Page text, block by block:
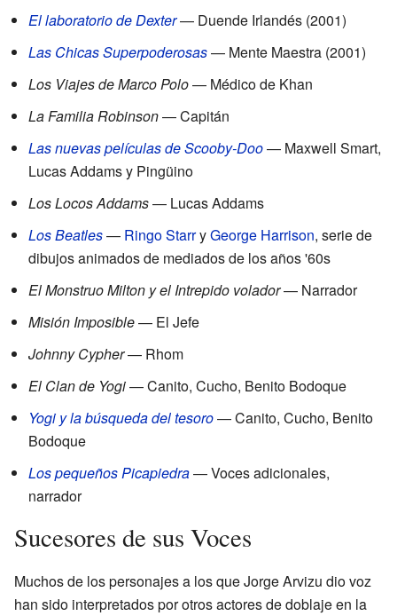
El laboratorio de Dexter— Duende Irlandés (2001)
Las Chicas Superpoderosas— Mente Maestra (2001)
Los Viajes de Marco Polo— Médico de Khan
La Familia Robinson— Capitán
Las nuevas películas de Scooby-Doo— Maxwell Smart,
Lucas Addams y Pingüino
Los Locos Addams— Lucas Addams
Los Beatles— Ringo StarryGeorge Harrison, serie de
dibujos animados de mediados de los años '60s
El Monstruo Milton y el Intrepido volador— Narrador
Misión Imposible— El Jefe
Johnny Cypher— Rhom
El Clan de Yogi— Canito, Cucho, Benito Bodoque
Yogi y la búsqueda del tesoro— Canito, Cucho, Benito
Bodoque
Los pequeños Picapiedra— Voces adicionales,
narrador
Sucesores de sus Voces
Muchos de los personajes a los que Jorge Arvizu dio voz
han sido interpretados por otros actores de doblaje en la